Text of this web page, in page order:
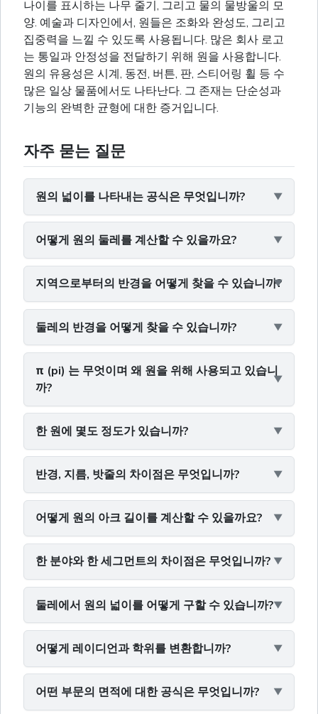
나이를 표시하는 나무 줄기, 그리고 물의 물방울의 모
양. 예술과 디자인에서, 원들은 조화와 완성도, 그리고
집중력을 느낄 수 있도록 사용됩니다. 많은 회사 로고
는 통일과 안정성을 전달하기 위해 원을 사용합니다.
원의 유용성은 시계, 동전, 버튼, 판, 스티어링 휠 등 수
많은 일상 물품에서도 나타난다. 그 존재는 단순성과
기능의 완벽한 균형에 대한 증거입니다.
자주 묻는 질문
원의 넓이를 나타내는 공식은 무엇입니까?
어떻게 원의 둘레를 계산할 수 있을까요?
지역으로부터의 반경을 어떻게 찾을 수 있습니까?
둘레의 반경을 어떻게 찾을 수 있습니까?
π (pi) 는 무엇이며 왜 원을 위해 사용되고 있습니
까?
한 원에 몇도 정도가 있습니까?
반경, 지름, 밧줄의 차이점은 무엇입니까?
어떻게 원의 아크 길이를 계산할 수 있을까요?
한 분야와 한 세그먼트의 차이점은 무엇입니까?
둘레에서 원의 넓이를 어떻게 구할 수 있습니까?
어떻게 레이디언과 학위를 변환합니까?
어떤 부문의 면적에 대한 공식은 무엇입니까?